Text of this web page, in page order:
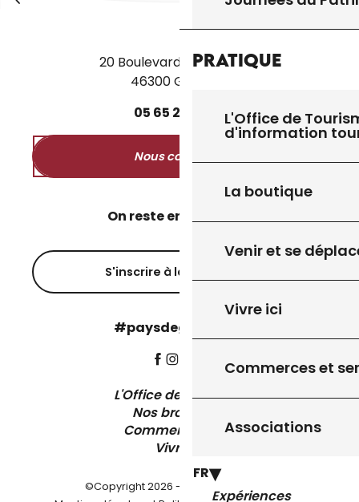
Pratique
L'Office de
d'information
La boutique
Venir et se
Vivre ici
Commerces et
Associations
FR
Expériences
20 Boulevard des Martyrs
46300 Gourdon
05 65 27 50
Nous contacter
On reste en contact ?
S'inscrire à la newsletter
#paysdegourdon !
L'Office de Tourisme
Nos brochures
Comment venir ?
Vivre ici
©Copyright 2026 - Pays de Gourdon